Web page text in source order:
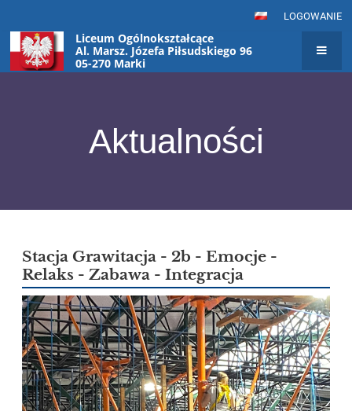
LOGOWANIE
Liceum Ogólnokształcące
Al. Marsz. Józefa Piłsudskiego 96
05-270 Marki
Aktualności
Stacja Grawitacja - 2b - Emocje -
Relaks - Zabawa - Integracja